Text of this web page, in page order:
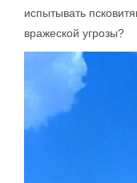
испытывать
вражеской угрозы?